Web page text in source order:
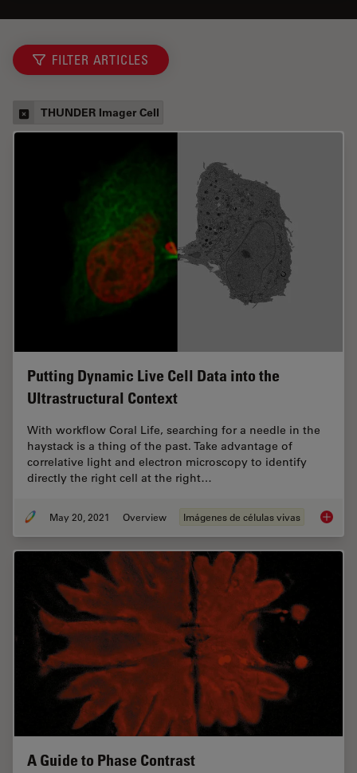
FILTER ARTICLES
THUNDER Imager Cell
Putting Dynamic Live Cell Data into the
Ultrastructural Context
With workflow Coral Life, searching for a needle in the
haystack is a thing of the past. Take advantage of
correlative light and electron microscopy to identify
directly the right cell at the right…
May 20, 2021 Overview Imágenes de células vivas Putting
A Guide to Phase Contrast